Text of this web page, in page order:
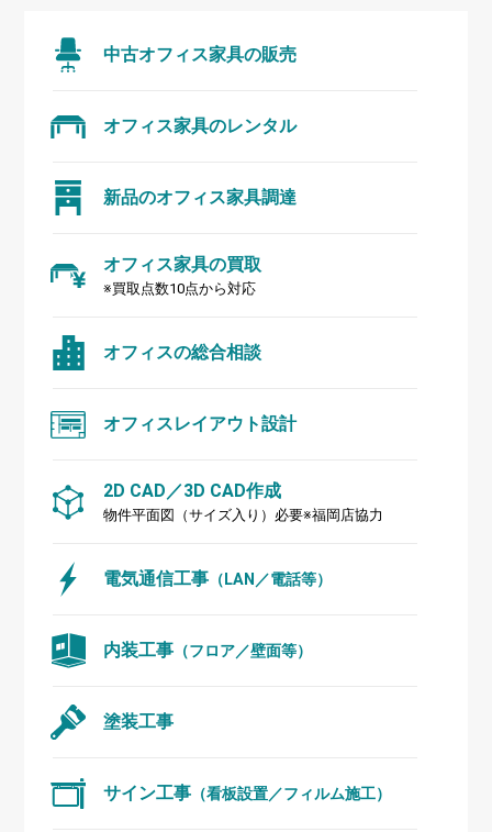
中古オフィス家具の販売
オフィス家具のレンタル
新品のオフィス家具調達
オフィス家具の買取
※買取点数10点から対応
オフィスの総合相談
オフィスレイアウト設計
2D CAD／3D CAD作成
物件平面図（サイズ入り）必要※福岡店協力
電気通信工事 （LAN／電話等）
内装工事 （フロア／壁面等）
塗装工事
サイン工事 （看板設置／フィルム施工）